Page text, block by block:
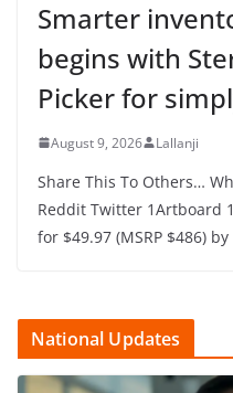
Smarter
begins with
Picker for
August 9, 2026 Lallanji
Share This To Others…
Reddit Twitter 1Artboard
for $49.97 (MSRP $486) by
National Updates